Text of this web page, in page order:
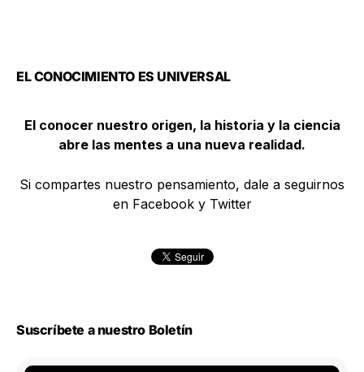
EL CONOCIMIENTO ES UNIVERSAL
El conocer nuestro origen, la historia y la ciencia
abre las mentes a una nueva realidad.
Si compartes nuestro pensamiento, dale a seguirnos
en Facebook y Twitter
Suscríbete a nuestro Boletín